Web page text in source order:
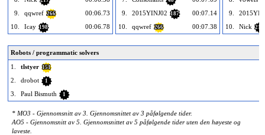
9.
qqwref 266
00:06.73
10.
Icay 198 00:06.78
9.
2015YINJ02 187
00:07.14
10.
qqwref 266 00:07.38
9.
10.
Nick 217
Robots / programmatic solvers
1.
tlstyer 151
2. drobot 1
3. Paul Bismuth 1
* MO3 - Gjennomsnitt av 3. Gjennomsnittet av 3 påfølgende tider.
AO5 - Gjennomsnitt av 5. Gjennomsnittet av 5 påfølgende tider uten den høyeste og
laveste.